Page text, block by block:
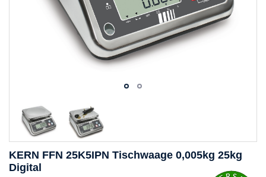
KERN FFN 25K5IPN Tischwaage 0,005kg 25kg
Digital